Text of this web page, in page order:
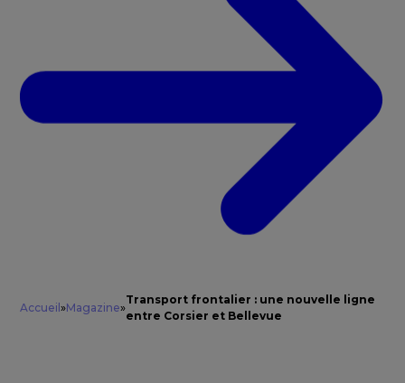
Accueil»Magazine»
Transport frontalier : une nouvelle ligne
entre Corsier et Bellevue